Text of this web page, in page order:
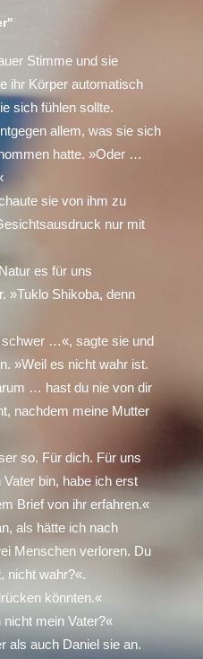
Stimme und sie
ihr Körper automatisch
sich fühlen sollte.
allem, was sie sich
hatte. »Oder …
sie von ihm zu
nur mit
es für uns
»Tuklo Shikoba, denn
…«, sagte sie und
»Weil es nicht wahr ist.
… hast du nie von dir
nachdem meine Mutter
so. Für dich. Für uns
bin, habe ich erst
Brief von ihr erfahren.«
als hätte ich nach
Menschen verloren. Du
nicht wahr?«.
könnten.«
mein Vater?«
als auch Daniel sie an.